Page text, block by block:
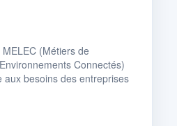
(Métiers de
Connectés)
besoins des entreprises